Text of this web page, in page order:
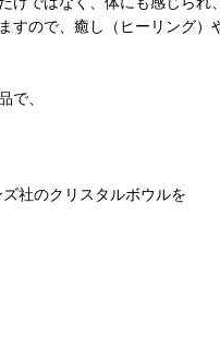
すので、癒し（ヒーリング）
で、
社のクリスタルボウルを